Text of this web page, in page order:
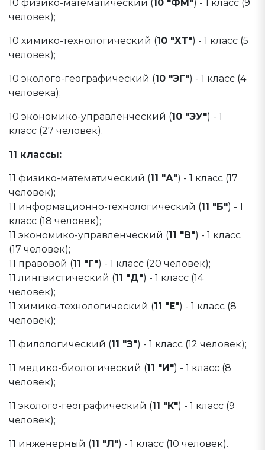
10 физико-математический (10 "ФМ") - 1 класс (9
человек);
10 химико-технологический (10 "ХТ") - 1 класс (5
человек);
10 эколого-географический (10 "ЭГ") - 1 класс (4
человека);
10 экономико-управленческий (10 "ЭУ") - 1
класс (27 человек).
11 классы:
11 физико-математический (11 "А") - 1 класс (17
человек);
11 информационно-технологический (11 "Б") - 1
класс (18 человек);
11 экономико-управленческий (11 "В") - 1 класс
(17 человек);
11 правовой (11 "Г") - 1 класс (20 человек);
11 лингвистический (11 "Д") - 1 класс (14
человек);
11 химико-технологический (11 "Е") - 1 класс (8
человек);
11 филологический (11 "З") - 1 класс (12 человек);
11 медико-биологический (11 "И") - 1 класс (8
человек);
11 эколого-географический (11 "К") - 1 класс (9
человек);
11 инженерный (11 "Л") - 1 класс (10 человек).